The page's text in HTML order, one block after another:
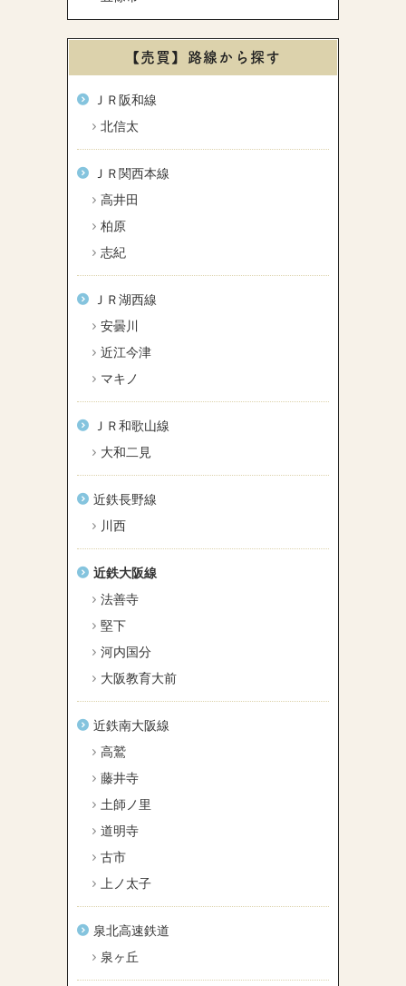
【売買】路線から探す
ＪＲ阪和線
北信太
ＪＲ関西本線
高井田
柏原
志紀
ＪＲ湖西線
安曇川
近江今津
マキノ
ＪＲ和歌山線
大和二見
近鉄長野線
川西
近鉄大阪線
法善寺
堅下
河内国分
大阪教育大前
近鉄南大阪線
高鷲
藤井寺
土師ノ里
道明寺
古市
上ノ太子
泉北高速鉄道
泉ヶ丘